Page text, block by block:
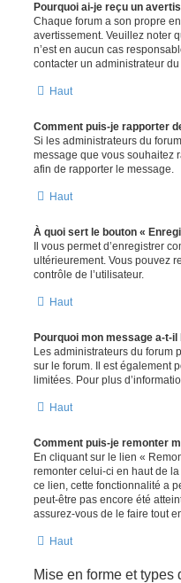
Pourquoi ai-je reçu un
Chaque forum a son propre
avertissement. Veuillez noter
n’est en aucun cas
contacter un administrateur du
Haut
Comment puis-je rapporter
Si les administrateurs du
message que vous souhaitez
afin de rapporter le message.
Haut
À quoi sert le bouton «
Il vous permet d’enregistrer
ultérieurement. Vous pouvez
contrôle de l’utilisateur.
Haut
Pourquoi mon message a-t-
Les administrateurs du forum
sur le forum. Il est également
limitées. Pour plus
Haut
Comment puis-je remonter
En cliquant sur le lien «
remonter celui-ci en haut de
ce lien, cette fonctionnalité a
peut-être pas encore été
assurez-vous de le faire tout
Haut
Mise en forme et types